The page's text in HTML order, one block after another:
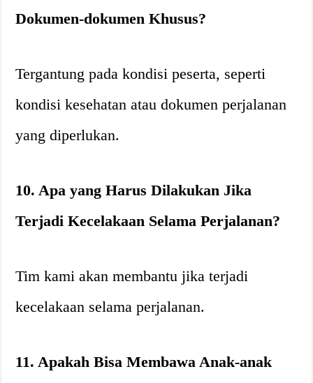
Dokumen-dokumen Khusus?
Tergantung pada kondisi peserta, seperti
kondisi kesehatan atau dokumen perjalanan
yang diperlukan.
10. Apa yang Harus Dilakukan Jika
Terjadi Kecelakaan Selama Perjalanan?
Tim kami akan membantu jika terjadi
kecelakaan selama perjalanan.
11. Apakah Bisa Membawa Anak-anak